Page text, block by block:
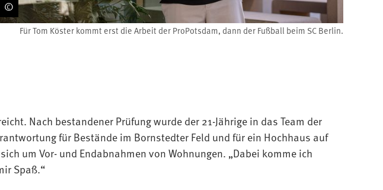
Für Tom Köster kommt erst die Arbeit der ProPotsdam, dann der Fußball beim SC Berlin.
Nach bestandener Prüfung wurde der 21-Jährige in das Team der
für Bestände im Bornstedter Feld und für ein Hochhaus auf
um Vor- und Endabnahmen von Wohnungen. „Dabei komme ich
Spaß.“